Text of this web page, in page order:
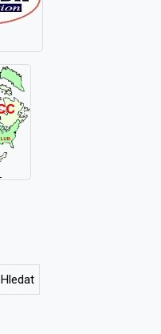
Hledat